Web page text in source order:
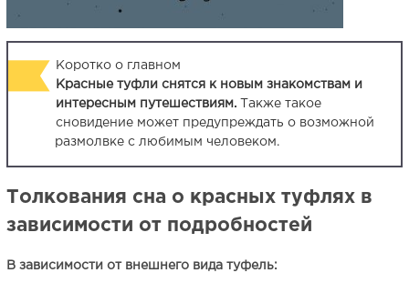
Коротко о главном
Красные туфли снятся к новым знакомствам и
интересным путешествиям.Также такое
сновидение может предупреждать о возможной
размолвке с любимым человеком.
Толкования сна о красных туфлях в
зависимости от подробностей
В зависимости от внешнего вида туфель: